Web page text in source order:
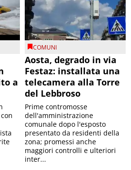
a
COMUNI
Aosta, degrado in via
Festaz: installata una
telecamera alla Torre
del Lebbroso
Prime contromosse
dell'amministrazione
comunale dopo l'esposto
presentato da residenti della
zona; promessi anche
maggiori controlli e ulteriori
inter...